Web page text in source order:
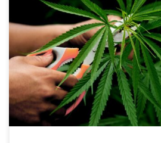
rewolucji pod względem rozwoju
różnych odmian, które się pojawiły,
znanych jest odmiana Gelato. Roślina
uwagę i podniebienia entuzjastów
świecie dzięki wyjątkowemu
unikalnych efektów. Gelato to
wynikiem skrzyżowania słynnych Girl
Mint […]